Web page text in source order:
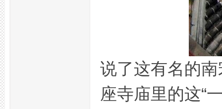
说了这有名的
座寺庙里的这“